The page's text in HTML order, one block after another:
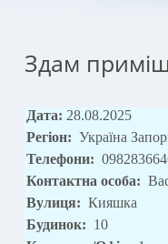
Здам
Дата: 28.08.2025
Регіон: Україна
Телефони:
Контактна особа:
Вулиця: Кияшка
Будинок: 10